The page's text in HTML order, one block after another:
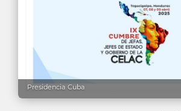
Presidencia Cuba